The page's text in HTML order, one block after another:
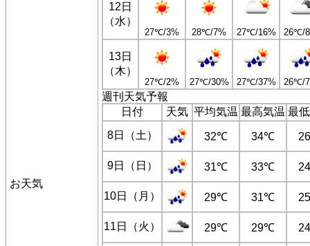
お天気
12日
（水）
27℃/3% 28℃/7% 27℃/16% 26℃/
13日
（木）
27℃/2% 27℃/30% 27℃/37% 26℃/
週刊天気予報
日付
天気 平均気温 最高気温 最
8日（土）
32℃ 34℃
9日（日） 31℃ 33℃
10日（月） 29℃ 31℃
11日（火） 29℃ 29℃